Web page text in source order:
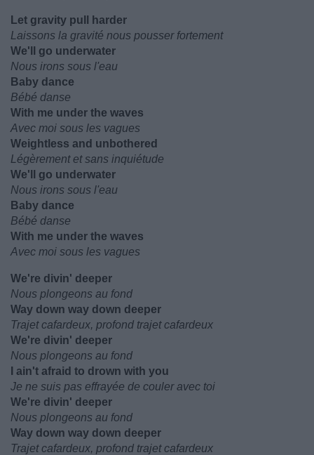
Let gravity pull harder
Laissons la gravité nous pousser fortement
We'll go underwater
Nous irons sous l'eau
Baby dance
Bébé danse
With me under the waves
Avec moi sous les vagues
Weightless and unbothered
Légèrement et sans inquiétude
We'll go underwater
Nous irons sous l'eau
Baby dance
Bébé danse
With me under the waves
Avec moi sous les vagues
We're divin' deeper
Nous plongeons au fond
Way down way down deeper
Trajet cafardeux, profond trajet cafardeux
We're divin' deeper
Nous plongeons au fond
I ain't afraid to drown with you
Je ne suis pas effrayée de couler avec toi
We're divin' deeper
Nous plongeons au fond
Way down way down deeper
Trajet cafardeux, profond trajet cafardeux